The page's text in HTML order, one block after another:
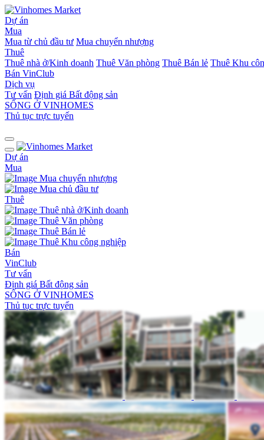
Dự án
Mua
Mua từ chủ đầu tư Mua chuyển nhượng
Thuê
Thuê nhà ở/Kinh doanh Thuê Văn phòng Thuê Bán lẻ Thuê Khu
Bán VinClub
Dịch vụ
Tư vấn Định giá Bất động sản
SỐNG Ở VINHOMES
Thủ tục trực tuyến
Dự án
Mua
Mua chuyển nhượng
Mua chủ đầu tư
Thuê
Thuê nhà ở/Kinh doanh
Thuê Văn phòng
Thuê Bán lẻ
Thuê Khu công nghiệp
Bán
VinClub
Tư vấn
Định giá Bất động sản
SỐNG Ở VINHOMES
Thủ tục trực tuyến